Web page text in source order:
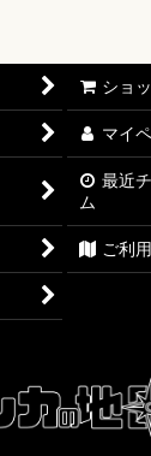
スターパック 神
ストラブースタ
スターパック 蒼
ストラブースター
スターパック 受
ショ
マイ
最近
ム
ご利